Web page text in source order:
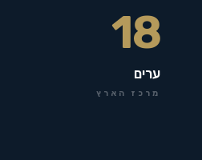
18
ערים
מרכז הארץ